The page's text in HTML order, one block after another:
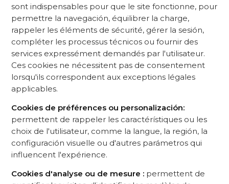
sont indispensables pour que le site fonctionne, pour
permettre la navegación, équilibrer la charge,
rappeler les éléments de sécurité, gérer la sesión,
compléter les processus técnicos ou fournir des
services expressément demandés par l'utilisateur.
Ces cookies ne nécessitent pas de consentement
lorsqu'ils correspondent aux exceptions légales
applicables.
Cookies de préférences ou personalización:
permettent de rappeler les caractérístiques ou les
choix de l'utilisateur, comme la langue, la región, la
configuración visuelle ou d'autres parámetros qui
influencent l'expérience.
Cookies d'analyse ou de mesure : permettent de